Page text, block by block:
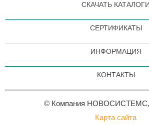
СКАЧАТЬ КАТАЛОГИ
СЕРТИФИКАТЫ
ИНФОРМАЦИЯ
КОНТАКТЫ
© Компания НОВОСИСТЕМС,
Карта сайта